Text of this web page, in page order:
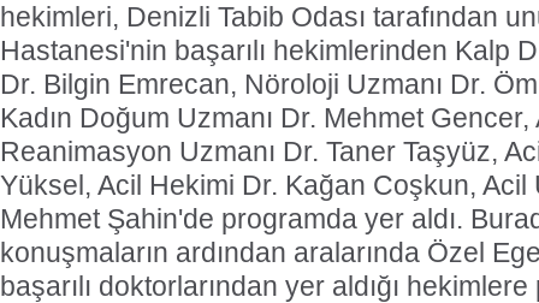
hekimleri, Denizli Tabib Odası tarafından
Hastanesi'nin başarılı hekimlerinden Kalp
Dr. Bilgin Emrecan, Nöroloji Uzmanı Dr.
Kadın Doğum Uzmanı Dr. Mehmet
Reanimasyon Uzmanı Dr. Taner Taşyüz,
Yüksel, Acil Hekimi Dr. Kağan Coşkun, Acil
Mehmet Şahin'de programda yer aldı.
konuşmaların ardından aralarında Özel
başarılı doktorlarından yer aldığı